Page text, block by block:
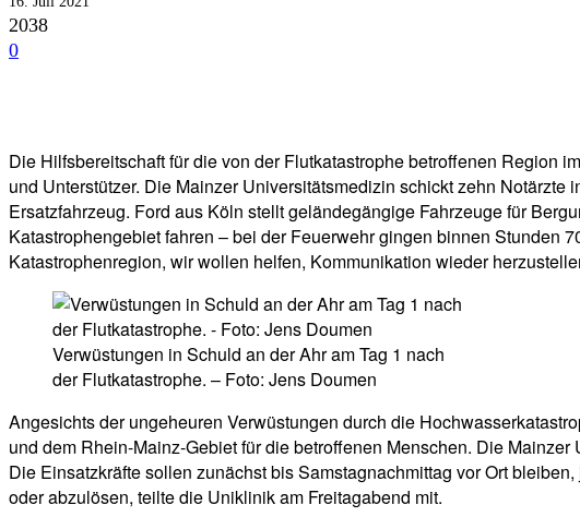
2038
0
Die Hilfsbereitschaft für die von der Flutkatastrophe betroffenen Region
und Unterstützer. Die Mainzer Universitätsmedizin schickt zehn
Ersatzfahrzeug. Ford aus Köln stellt geländegängige Fahrzeuge für
Katastrophengebiet fahren – bei der Feuerwehr gingen binnen Stunden
Katastrophenregion, wir wollen helfen, Kommunikation wieder
Verwüstungen in Schuld an der Ahr am Tag 1 nach
der Flutkatastrophe. – Foto: Jens Doumen
Angesichts der ungeheuren Verwüstungen durch die
und dem Rhein-Mainz-Gebiet für die betroffenen Menschen. Die
Die Einsatzkräfte sollen zunächst bis Samstagnachmittag vor Ort
oder abzulösen, teilte die Uniklinik am Freitagabend mit.